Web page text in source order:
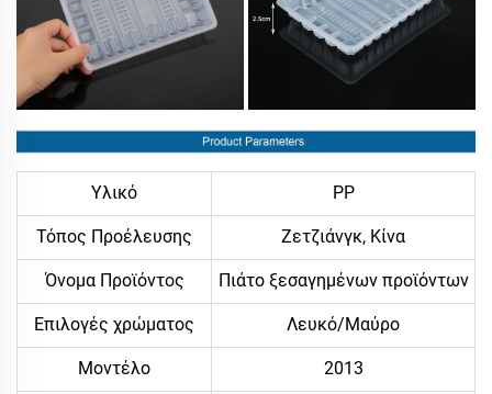
Υλικό PP
Τόπος Προέλευσης Ζετζιάνγκ, Κίνα
Όνομα Προϊόντος Πιάτο ξεσαγημένων προϊόντων
Επιλογές χρώματος Λευκό/Μαύρο
Μοντέλο 2013